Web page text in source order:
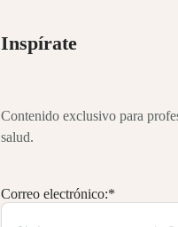
Inspírate
Contenido exclusivo para
salud.
Correo electrónico:*